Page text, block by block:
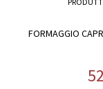
FORMAGGIO